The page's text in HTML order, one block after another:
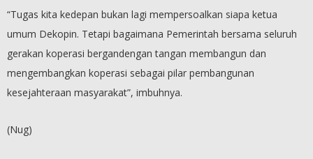
“Tugas kita kedepan bukan lagi mempersoalkan siapa ketua
umum Dekopin. Tetapi bagaimana Pemerintah bersama seluruh
gerakan koperasi bergandengan tangan membangun dan
mengembangkan koperasi sebagai pilar pembangunan
kesejahteraan masyarakat”, imbuhnya.
(Nug)